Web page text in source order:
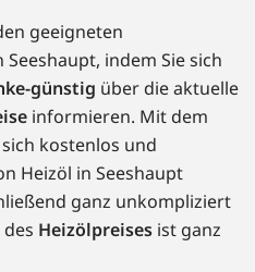
geeigneten
Seeshaupt, indem Sie sich
günstig über die aktuelle
informieren. Mit dem
kostenlos und
Heizöl in Seeshaupt
ganz unkompliziert
Heizölpreises ist ganz